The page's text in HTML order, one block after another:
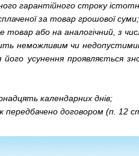
гарантійного строку
за товар грошової суми;
або на аналогічний, з
неможливим чи
його усунення проявляється
календарних днів;
передбачено договором (п. 12